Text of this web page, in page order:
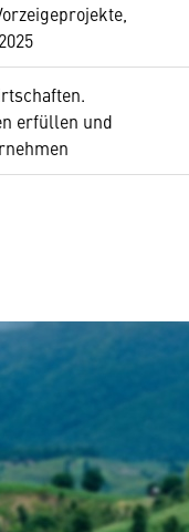
erfüllen und